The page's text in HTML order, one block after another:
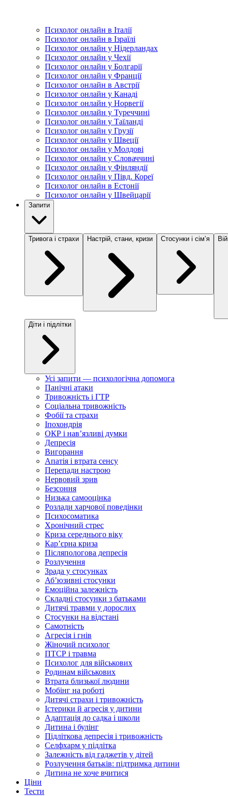
Психолог онлайн в Італії
Психолог онлайн в Ізраїлі
Психолог онлайн у Нідерландах
Психолог онлайн у Чехії
Психолог онлайн у Болгарії
Психолог онлайн у Франції
Психолог онлайн в Австрії
Психолог онлайн у Канаді
Психолог онлайн у Норвегії
Психолог онлайн у Туреччині
Психолог онлайн у Таїланді
Психолог онлайн у Грузії
Психолог онлайн у Швеції
Психолог онлайн у Молдові
Психолог онлайн у Словаччині
Психолог онлайн у Фінляндії
Психолог онлайн у Півд. Кореї
Психолог онлайн в Естонії
Психолог онлайн у Швейцарії
Запити
Тривога і страхи Настрій, стани, кризи Стосунки і сімʼя
Діти і підлітки
Усі запити — психологічна допомога
Панічні атаки
Тривожність і ГТР
Соціальна тривожність
Фобії та страхи
Іпохондрія
ОКР і навʼязливі думки
Депресія
Вигорання
Апатія і втрата сенсу
Перепади настрою
Нервовий зрив
Безсоння
Низька самооцінка
Розлади харчової поведінки
Психосоматика
Хронічний стрес
Криза середнього віку
Карʼєрна криза
Післяпологова депресія
Розлучення
Зрада у стосунках
Абʼюзивні стосунки
Емоційна залежність
Складні стосунки з батьками
Дитячі травми у дорослих
Стосунки на відстані
Самотність
Агресія і гнів
Жіночий психолог
ПТСР і травма
Психолог для військових
Родинам військових
Втрата близької людини
Мобінг на роботі
Дитячі страхи і тривожність
Істерики й агресія у дитини
Адаптація до садка і школи
Дитина і булінг
Підліткова депресія і тривожність
Селфхарм у підлітка
Залежність від гаджетів у дітей
Розлучення батьків: підтримка дитини
Дитина не хоче вчитися
Ціни
Тести